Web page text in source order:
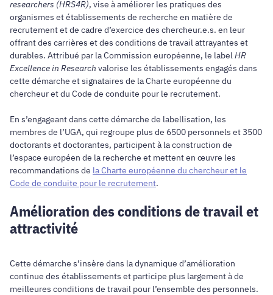
researchers (HRS4R), vise à améliorer les pratiques des
organismes et établissements de recherche en matière de
recrutement et de cadre d’exercice des chercheur.e.s. en leur
offrant des carrières et des conditions de travail attrayantes et
durables. Attribué par la Commission européenne, le labelHR
Excellence in Research valorise les établissements engagés dans
cette démarche et signataires de la Charte européenne du
chercheur et du Code de conduite pour le recrutement.
En s’engageant dans cette démarche de labellisation, les
membres de l’UGA, qui regroupe plus de 6500 personnels et 3500
doctorants et doctorantes, participent à la construction de
l’espace européen de la recherche et mettent en œuvre les
recommandations de la Charte européenne du chercheur et le
Code de conduite pour le recrutement.
Amélioration des conditions de travail et
attractivité
Cette démarche s’insère dans la dynamique d’amélioration
continue des établissements et participe plus largement à de
meilleures conditions de travail pour l’ensemble des personnels.